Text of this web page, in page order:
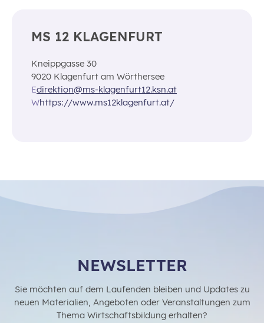
MS 12 KLAGENFURT
Kneippgasse 30
9020 Klagenfurt am Wörthersee
Edirektion@ms-klagenfurt12.ksn.at
Whttps://www.ms12klagenfurt.at/
NEWSLETTER
Sie möchten auf dem Laufenden bleiben und Updates zu
neuen Materialien, Angeboten oder Veranstaltungen zum
Thema Wirtschaftsbildung erhalten?